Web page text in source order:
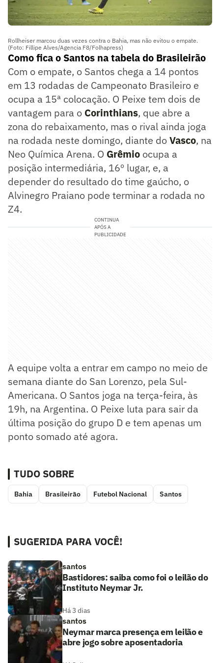
Rollheiser marcou duas vezes contra o Bahia, mas não evitou o empate.
(Foto: Fillipe Alves/Agencia F8/Folhapress)
Como fica o Santos na tabela do Brasileirão
Com o empate, o Santos chega a 14 pontos
em 13 rodadas de Campeonato Brasileiro e
ocupa a 15ª colocação. O Peixe tem dois de
vantagem para o Corinthians, que abre a
zona do rebaixamento, mas o rival ainda joga
na rodada neste domingo, diante doVasco, na
Neo Química Arena. O Grêmio ocupa a
posição intermediária, 16º lugar, e, a
depender do resultado do time gaúcho, o
Alvinegro Praiano pode terminar a rodada no
Z4.
CONTINUA
APÓS A
PUBLICIDADE
A equipe volta a entrar em campo no meio de
semana diante do San Lorenzo, pela Sul-
Americana. O Santos joga na terça-feira, às
19h, na Argentina. O Peixe luta para sair da
última posição do grupo D e tem apenas um
ponto somado até agora.
TUDO SOBRE
Bahia Brasileirão Futebol Nacional Santos
SUGERIDA PARA VOCÊ!
santos
Bastidores: saiba como foi o leilão do
Instituto Neymar Jr.
Há 3 dias
santos
Neymar marca presença em leilão e
abre jogo sobre aposentadoria